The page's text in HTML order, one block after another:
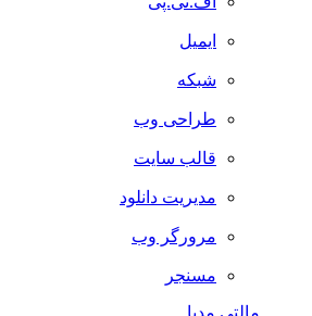
ایمیل
شبکه
طراحی وب
قالب سایت
مدیریت دانلود
مرورگر وب
مسنجر
مالتی مدیا